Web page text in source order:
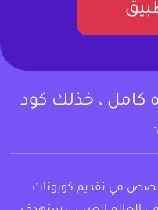
كامل ، خذلك كود
في تقديم كوبونات